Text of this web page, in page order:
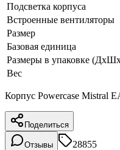
Подсветка корпуса
Встроенные вентиляторы
Размер
Базовая единица
Размеры в упаковке
Вес
Корпус Powercase Mistral
Поделиться
Отзывы 28855